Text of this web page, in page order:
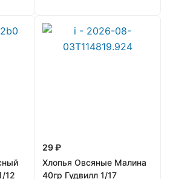
12
29 ₽
Хлопья Овсяные Малина
40гр Гудвилл 1/17